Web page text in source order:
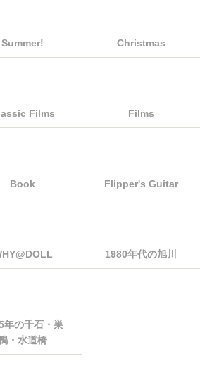
Summer! Christmas
Films Films
Book Flipper's Guitar
1980年代の旭川
年の千石・巣
・水道橋